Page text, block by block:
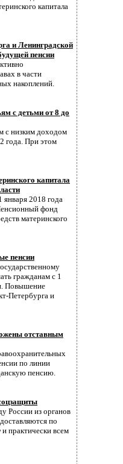
капитала
и Ленинградской
пенсии
в части
накоплений.
с детьми от 8 до
с низким доходом
года. При этом
капитала
2018 года
фонд
материнского
пенсии
гражданам с 1
Повышение
Петербурга и
отставным
по линии
пенсию.
России из органов
по
практически всем